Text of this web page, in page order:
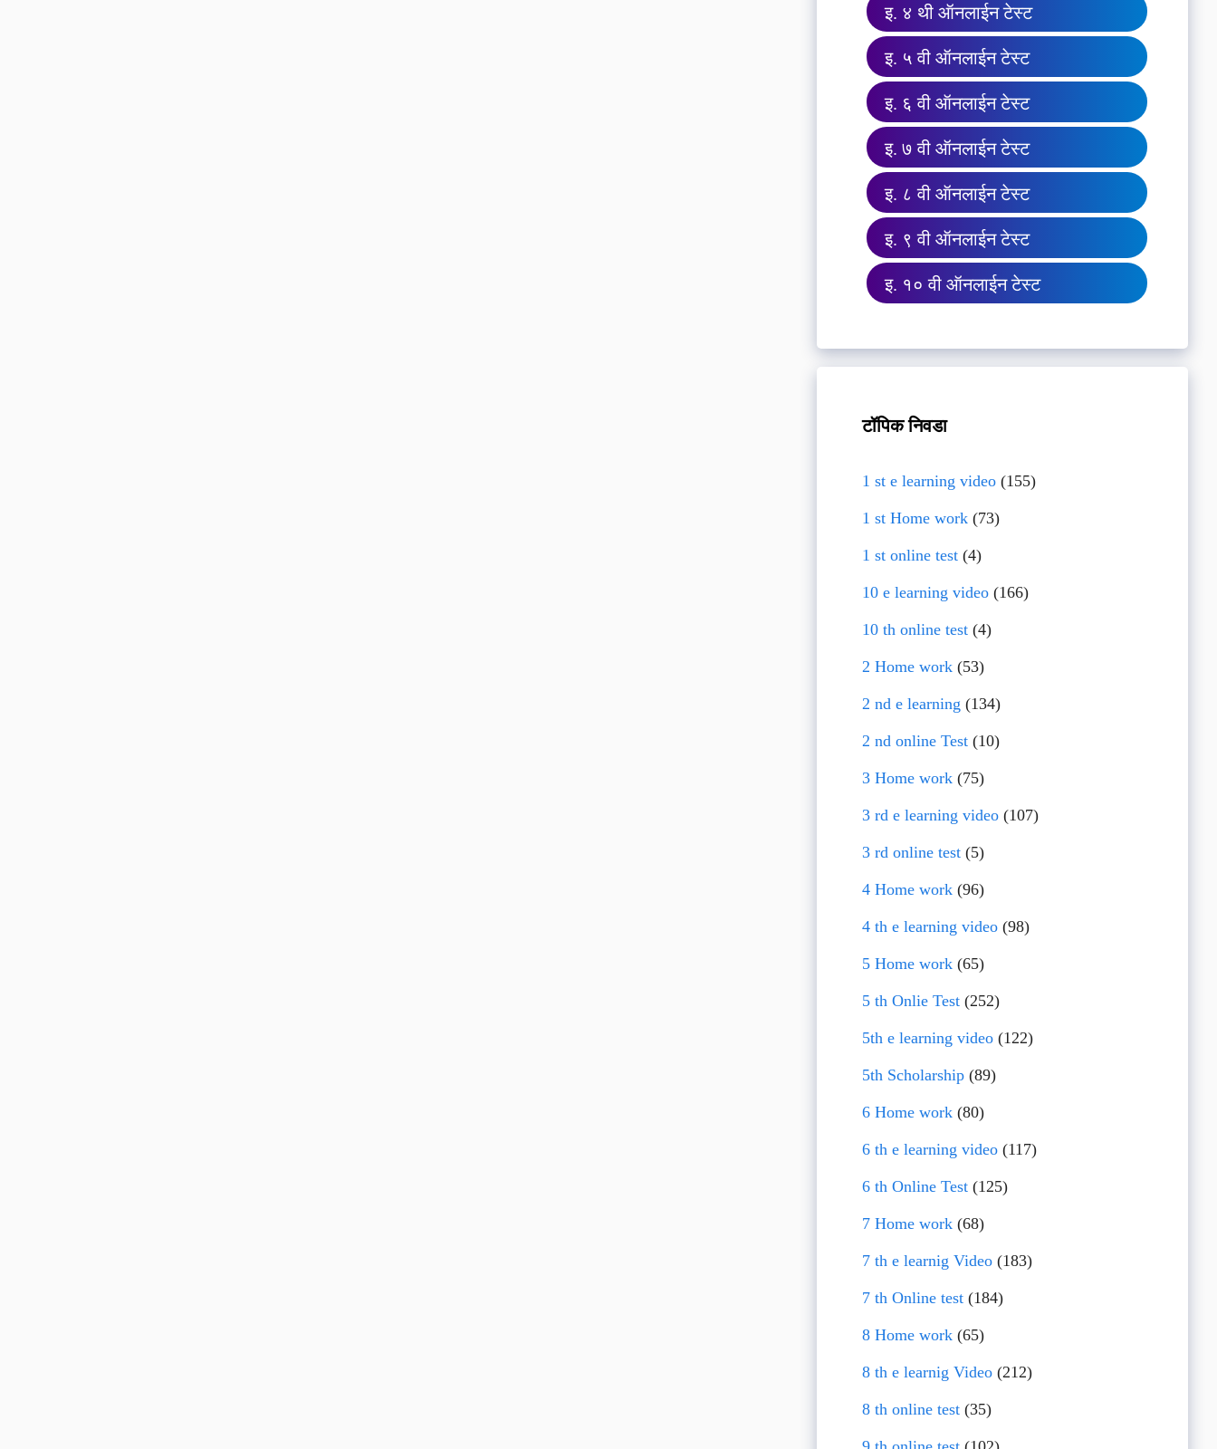
इ. ४ थी ऑनलाईन टेस्ट
इ. ५ वी ऑनलाईन टेस्ट
इ. ६ वी ऑनलाईन टेस्ट
इ. ७ वी ऑनलाईन टेस्ट
इ. ८ वी ऑनलाईन टेस्ट
इ. ९ वी ऑनलाईन टेस्ट
इ. १० वी ऑनलाईन टेस्ट
टॉपिक निवडा
1 st e learning video(155)
1 st Home work(73)
1 st online test(4)
10 e learning video(166)
10 th online test(4)
2 Home work(53)
2 nd e learning (134)
2 nd online Test(10)
3 Home work(75)
3 rd e learning video(107)
3 rd online test(5)
4 Home work(96)
4 th e learning video(98)
5 Home work(65)
5 th Onlie Test(252)
5th e learning video(122)
5th Scholarship(89)
6 Home work(80)
6 th e learning video(117)
6 th Online Test(125)
7 Home work(68)
7 th e learnig Video(183)
7 th Online test(184)
8 Home work(65)
8 th e learnig Video(212)
8 th online test(35)